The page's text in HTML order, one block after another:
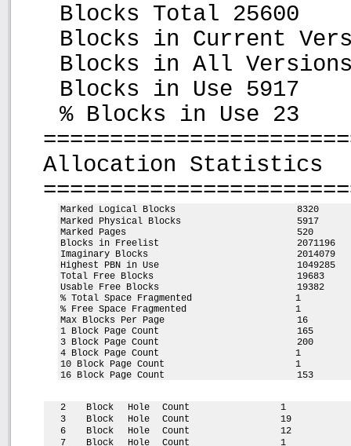
Blocks Total 25600
Blocks in Current
Blocks in All
Blocks in Use 5917
% Blocks in Use 23
Allocation Statistics
Marked Logical Blocks
8320
Marked Physical Blocks
5917
Marked Pages
520
Blocks in Freelist
2071196
Imaginary Blocks
2014079
Highest PBN in Use
1049285
Total Free Blocks
19683
Usable Free Blocks
19382
% Total Space Fragmented
1
% Free Space Fragmented
1
Max Blocks Per Page
16
1 Block Page Count
165
3 Block Page Count
200
4 Block Page Count
1
10 Block Page Count
1
16 Block Page Count
153
2 Block Hole Count
1
3
Block Hole Count
19
6
Block Hole Count
12
7
Block Hole Count
1